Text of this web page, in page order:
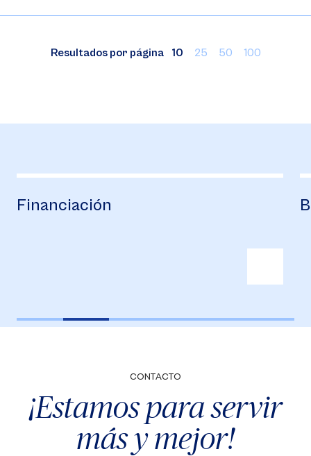
Resultados por página 10 25 50 100
Financiación
CONTACTO
¡Estamos para servir
más y mejor!